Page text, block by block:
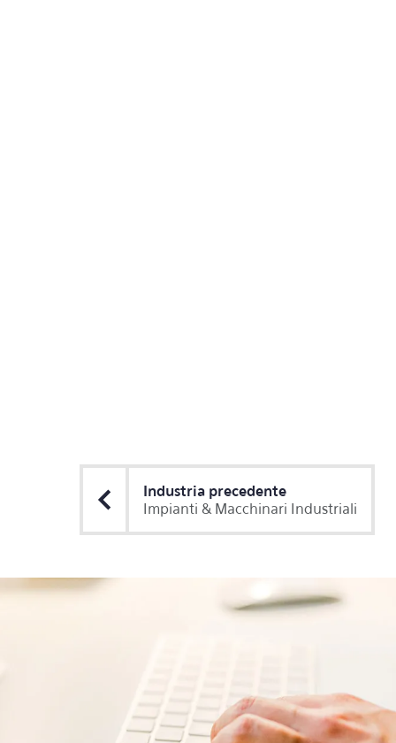
Industria precedente
Impianti & Macchinari Industriali